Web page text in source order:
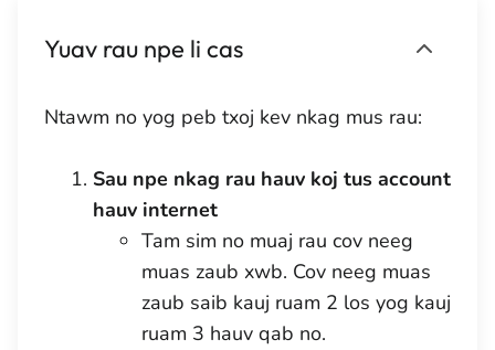
Yuav rau npe li cas
Ntawm no yog peb txoj kev nkag mus rau:
Sau npe nkag rau hauv koj tus account
hauv internet
Tam sim no muaj rau cov neeg
muas zaub xwb. Cov neeg muas
zaub saib kauj ruam 2 los yog kauj
ruam 3 hauv qab no.